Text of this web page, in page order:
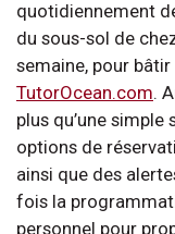
quotidiennement
du sous-sol de
semaine, pour
TutorOcean.com.
plus qu’une
options de
ainsi que des
fois la
personnel pour